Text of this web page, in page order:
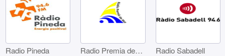
Radio Pineda Radio Premia de Mar Radio Sabadell